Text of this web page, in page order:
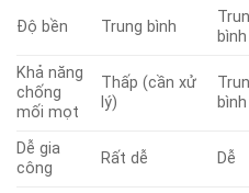
Độ bền Trung bình
bình
Khả năng
chống
mối mọt
Thấp (cần xử
lý)
bình
Dễ gia
công
Rất dễ Dễ